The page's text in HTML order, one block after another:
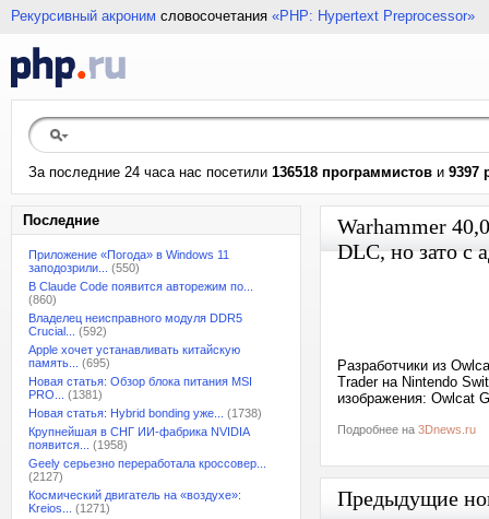
Рекурсивный акроним словосочетания «PHP: Hypertext Preprocessor»
За последние 24 часа нас посетили 136518 программистов и 9397
Последние
Приложение «Погода» в Windows 11
заподозрили...
(550)
В Claude Code появится авторежим по...
(860)
Владелец неисправного модуля DDR5
Crucial...
(592)
Apple хочет устанавливать китайскую
память...
(695)
Новая статья: Обзор блока питания MSI
PRO...
(1381)
Новая статья: Hybrid bonding уже...
(1738)
Крупнейшая в СНГ ИИ-фабрика NVIDIA
появится...
(1958)
Geely серьезно переработала кроссовер...
(2127)
Космический двигатель на «воздухе»:
Kreios...
(1271)
Warhammer
DLC, но зато с
Разработчики из
Trader на Nintendo
изображения: Owlcat
Подробнее на 3Dnews.ru
Предыдущие